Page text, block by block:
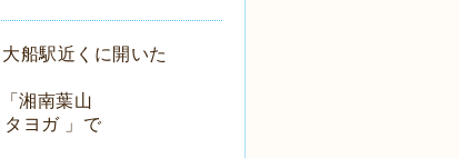
船駅近くに開いた
湘南葉山
ヨガ 」で